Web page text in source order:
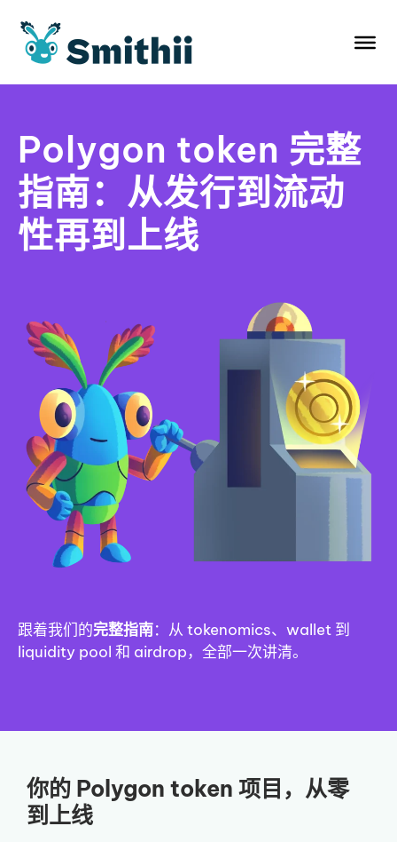
Polygon token 完整
指南：从发行到流动
性再到上线
跟着我们的完整指南：从 tokenomics、wallet 到
liquidity pool 和 airdrop，全部一次讲清。
你的 Polygon token 项目，从零
到上线